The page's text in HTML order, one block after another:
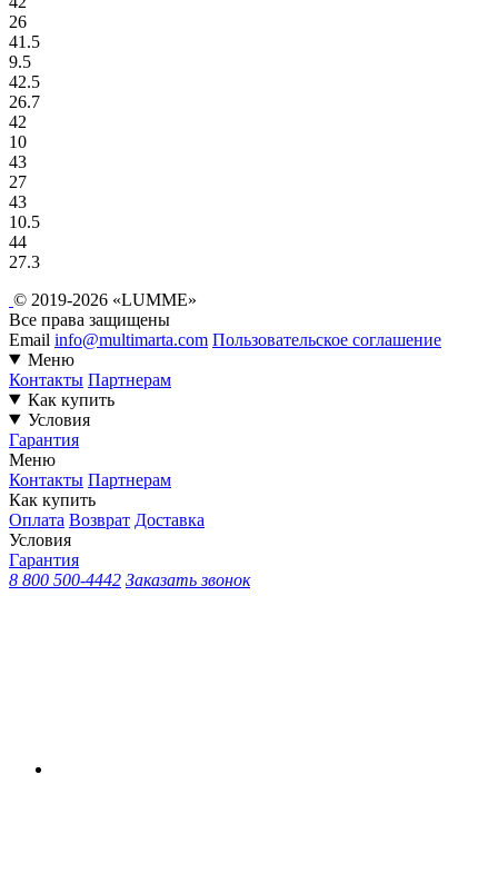
26
41.5
9.5
42.5
26.7
42
10
43
27
43
10.5
44
27.3
© 2019-2026 «LUMME»
Все права защищены
Email info@multimarta.com Пользовательское соглашение
Меню
Контакты Партнерам
Как купить
Условия
Гарантия
Меню
Контакты Партнерам
Как купить
Оплата Возврат Доставка
Условия
Гарантия
8 800 500-4442 Заказать звонок